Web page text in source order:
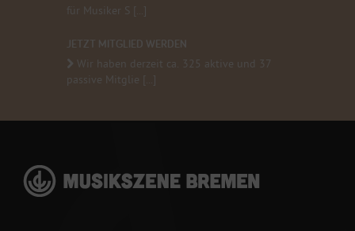
für Musiker S [...]
JETZT MITGLIED WERDEN
Wir haben derzeit ca. 325 aktive und 37
passive Mitglie [...]